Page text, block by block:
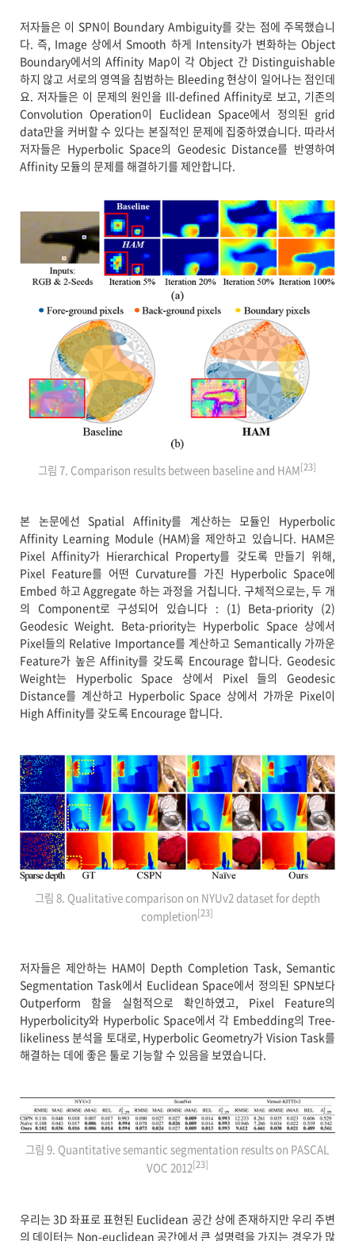
저자들은 이 SPN이 Boundary Ambiguity를 갖는 점에 주목했습니
다. 즉, Image 상에서 Smooth 하게 Intensity가 변화하는 Object
Boundary에서의 Affinity Map이 각 Object 간 Distinguishable
하지 않고 서로의 영역을 침범하는 Bleeding 현상이 일어나는 점인데
요. 저자들은 이 문제의 원인을 Ill-defined Affinity로 보고, 기존의
Convolution Operation이 Euclidean Space에서 정의된 grid
data만을 커버할 수 있다는 본질적인 문제에 집중하였습니다. 따라서
저자들은 Hyperbolic Space의 Geodesic Distance를 반영하여
Affinity 모듈의 문제를 해결하기를 제안합니다.
그림 7. Comparison results between baseline and HAM[23]
본 논문에선 Spatial Affinity를 계산하는 모듈인 Hyperbolic
Affinity Learning Module (HAM)을 제안하고 있습니다. HAM은
Pixel Affinity가 Hierarchical Property를 갖도록 만들기 위해,
Pixel Feature를 어떤 Curvature를 가진 Hyperbolic Space에
Embed 하고 Aggregate 하는 과정을 거칩니다. 구체적으로는, 두 개
의 Component로 구성되어 있습니다 : (1) Beta-priority (2)
Geodesic Weight. Beta-priority는 Hyperbolic Space 상에서
Pixel들의 Relative Importance를 계산하고 Semantically 가까운
Feature가 높은 Affinity를 갖도록 Encourage 합니다. Geodesic
Weight는 Hyperbolic Space 상에서 Pixel 들의 Geodesic
Distance를 계산하고 Hyperbolic Space 상에서 가까운 Pixel이
High Affinity를 갖도록 Encourage 합니다.
그림 8. Qualitative comparison on NYUv2 dataset for depth
completion[23]
저자들은 제안하는 HAM이 Depth Completion Task, Semantic
Segmentation Task에서 Euclidean Space에서 정의된 SPN보다
Outperform 함을 실험적으로 확인하였고, Pixel Feature의
Hyperbolicity와 Hyperbolic Space에서 각 Embedding의 Tree-
likeliness 분석을 토대로, Hyperbolic Geometry가 Vision Task를
해결하는 데에 좋은 툴로 기능할 수 있음을 보였습니다.
그림 9. Quantitative semantic segmentation results on PASCAL
VOC 2012[23]
우리는 3D 좌표로 표현된 Euclidean 공간 상에 존재하지만 우리 주변
의 데이터는 Non-euclidean 공간에서 큰 설명력을 가지는 경우가 많